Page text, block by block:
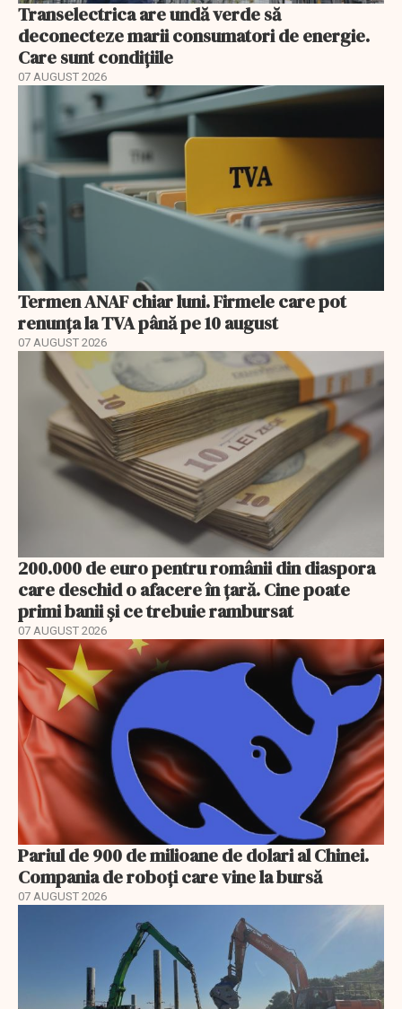
Transelectrica are undă verde să
deconecteze marii consumatori de energie.
Care sunt condițiile
07 AUGUST 2026
Termen ANAF chiar luni. Firmele care pot
renunța la TVA până pe 10 august
07 AUGUST 2026
200.000 de euro pentru românii din diaspora
care deschid o afacere în țară. Cine poate
primi banii și ce trebuie rambursat
07 AUGUST 2026
Pariul de 900 de milioane de dolari al Chinei.
Compania de roboți care vine la bursă
07 AUGUST 2026